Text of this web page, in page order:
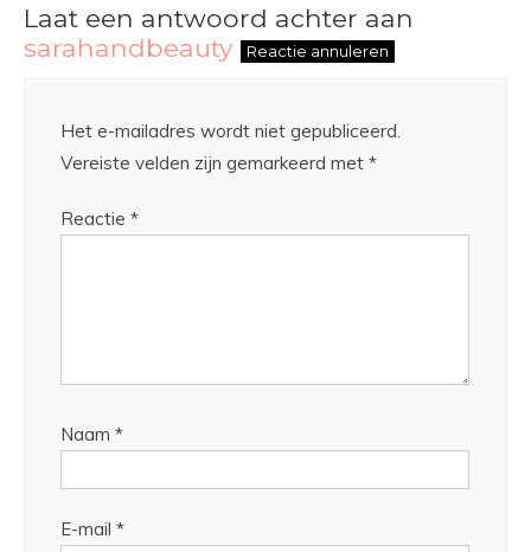
Laat een antwoord achter aan
sarahandbeauty
Reactie annuleren
Het e-mailadres wordt niet gepubliceerd.
Vereiste velden zijn gemarkeerd met *
Reactie *
Naam *
E-mail *